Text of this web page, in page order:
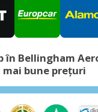
în Bellingham
mai bune prețuri